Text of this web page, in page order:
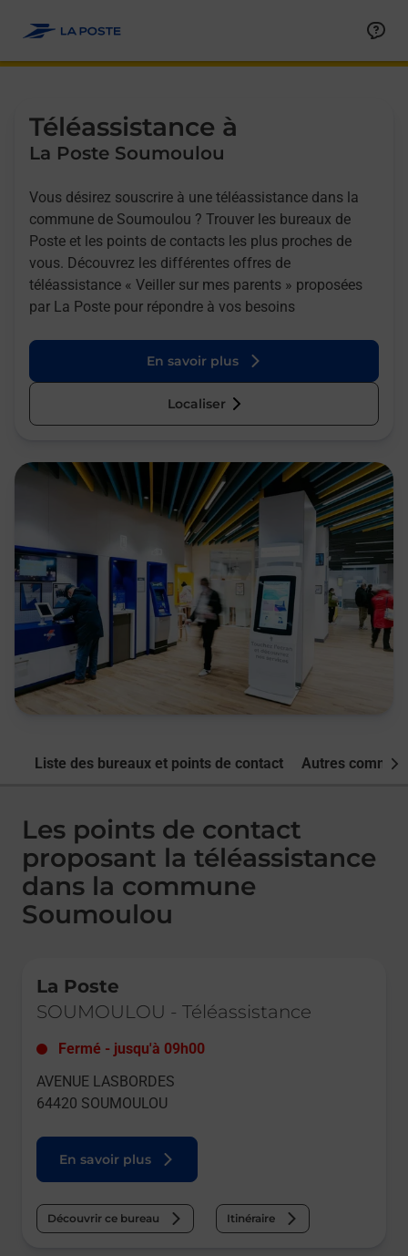
Téléassistance à
La Poste Soumoulou
Vous désirez souscrire à une téléassistance dans la
commune de Soumoulou ? Trouver les bureaux de
Poste et les points de contacts les plus proches de
vous. Découvrez les différentes offres de
téléassistance « Veiller sur mes parents » proposées
par La Poste pour répondre à vos besoins
En savoir plus
Localiser
Liste des bureaux et points de contact Autres
Les points de contact
proposant la téléassistance
dans la commune
Soumoulou
La Poste
SOUMOULOU - Téléassistance
Fermé - jusqu'à 09h00
AVENUE LASBORDES
64420 SOUMOULOU
En savoir plus
Découvrir ce bureau Itinéraire